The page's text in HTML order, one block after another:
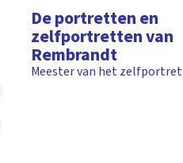
De portretten en
zelfportretten van
Rembrandt
Meester van het zelfportret